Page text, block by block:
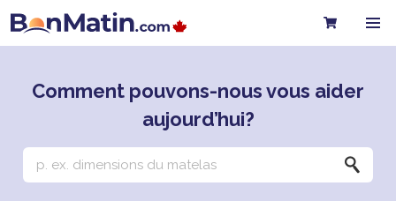
Comment pouvons-nous vous aider
aujourd’hui?